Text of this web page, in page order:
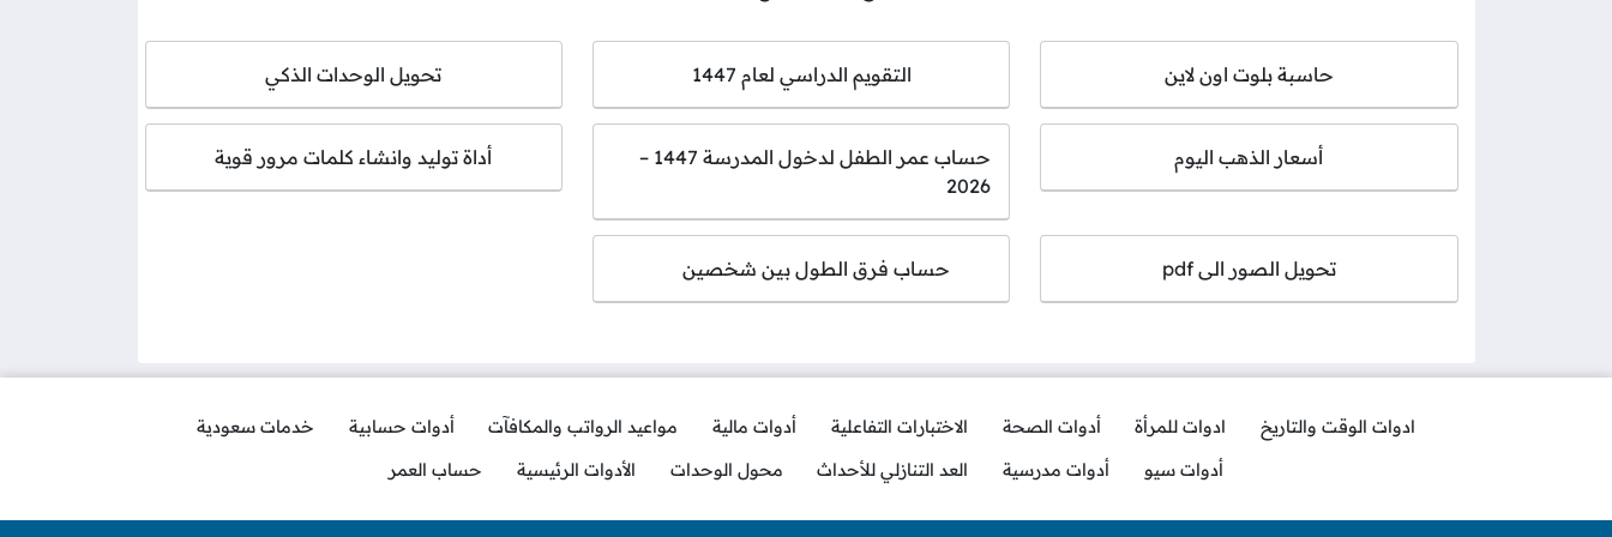
حاسبة بلوت اون لاين التقويم الدراسي لعام 1447 تحويل الوحدات الذكي
أسعار الذهب اليوم
حساب عمر الطفل لدخول المدرسة 1447 –
2026
أداة توليد وانشاء كلمات مرور قوية
تحويل الصور الى pdf حساب فرق الطول بين شخصين
ادوات الوقت والتاريخ ادوات للمرأة أدوات الصحة الاختبارات التفاعلية أدوات مالية مواعيد الرواتب والمكافآت أدوات حسابية
خدمات سعودية
أدوات سيو
أدوات مدرسية العد التنازلي للأحداث محول الوحدات الأدوات الرئيسية حساب العمر